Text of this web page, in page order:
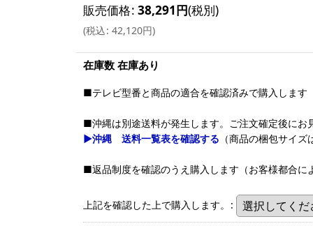
販売価格: 38,291円(税別)
(税込: 42,120円)
在庫数 在庫あり
■テレビ型番と商品の適合を確認済みで購入します
■沖縄は別途送料が発生します。ご注文確定後にお
▶沖縄 送料一覧表を確認する （商品の梱包サイ
■返品制度を確認のうえ購入します（お客様都合に
上記を確認した上で購入します。 :